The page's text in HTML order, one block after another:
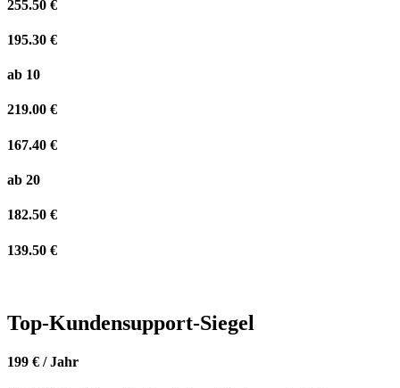
255.50 €
195.30 €
ab 10
219.00 €
167.40 €
ab 20
182.50 €
139.50 €
Top-Kundensupport-Siegel
199 € / Jahr